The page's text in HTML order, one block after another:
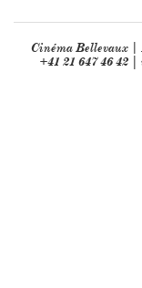
Cinéma Bellevaux |
+41 21 647 46 42 |